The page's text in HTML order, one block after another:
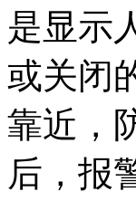
是显示
或关闭
靠近，
后，报